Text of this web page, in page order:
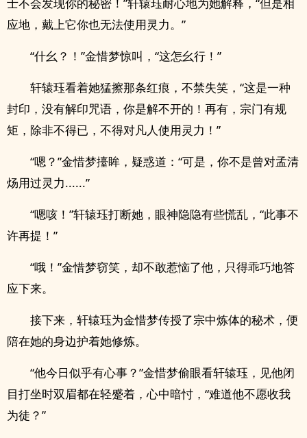
应地，戴上它你也无法使用灵力。”
“什幺？！”金惜梦惊叫，“这怎幺行！”
轩辕珏看着她猛擦那条红痕，不禁失笑，“这是一种
封印，没有解印咒语，你是解不开的！再有，宗门有规
矩，除非不得已，不得对凡人使用灵力！”
“嗯？”金惜梦擡眸，疑惑道：“可是，你不是曾对孟清
炀用过灵力......”
“嗯咳！”轩辕珏打断她，眼神隐隐有些慌乱，“此事不
许再提！”
“哦！”金惜梦窃笑，却不敢惹恼了他，只得乖巧地答
应下来。
接下来，轩辕珏为金惜梦传授了宗中炼体的秘术，便
陪在她的身边护着她修炼。
“他今日似乎有心事？”金惜梦偷眼看轩辕珏，见他闭
目打坐时双眉都在轻蹙着，心中暗忖，“难道他不愿收我
为徒？”